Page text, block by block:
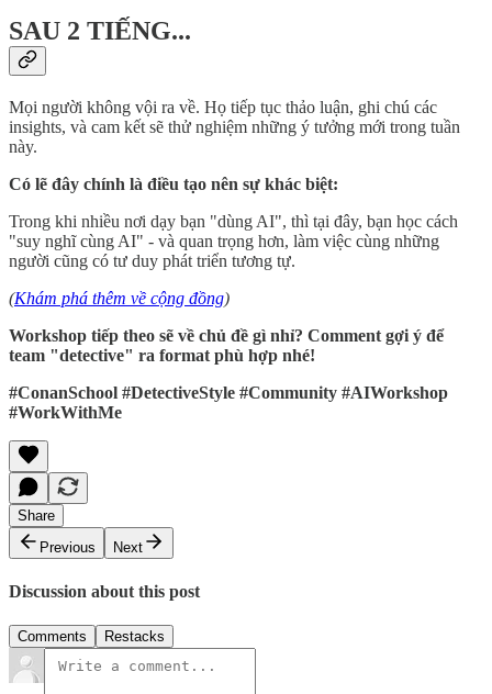
SAU 2 TIẾNG...
Mọi người không vội ra về. Họ tiếp tục thảo luận, ghi chú các
insights, và cam kết sẽ thử nghiệm những ý tưởng mới trong tuần
này.
Có lẽ đây chính là điều tạo nên sự khác biệt:
Trong khi nhiều nơi dạy bạn "dùng AI", thì tại đây, bạn học cách
"suy nghĩ cùng AI" - và quan trọng hơn, làm việc cùng những
người cũng có tư duy phát triển tương tự.
(Khám phá thêm về cộng đồng)
Workshop tiếp theo sẽ về chủ đề gì nhỉ? Comment gợi ý để
team "detective" ra format phù hợp nhé!
#ConanSchool #DetectiveStyle #Community #AIWorkshop
#WorkWithMe
Share
Previous
Next
Discussion about this post
Comments Restacks